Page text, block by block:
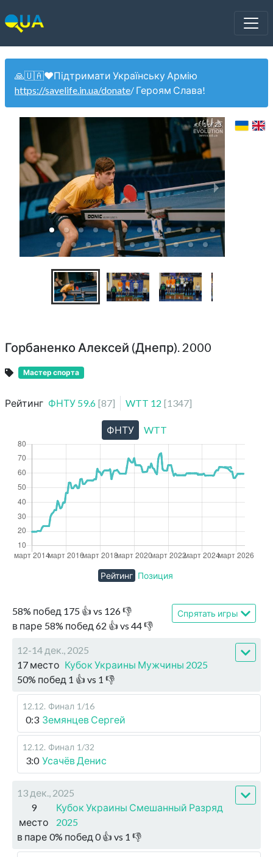
🙏🇺🇦❤️Підтримати Українську Армію
https://savelife.in.ua/donate/ Героям Слава!
1 of 23
Горбаненко Алексей (Днепр). 2000
Мастер спорта
Рейтинг ФНТУ 59.6 [87] WTT 12 [1347]
58% побед 175 👍 vs 126👎
в паре 58% побед 62 👍 vs 44👎
Спрятать игры
12-14 дек., 2025
17 место Кубок Украины Мужчины 2025
50% побед 1 👍 vs 1 👎
12.12. Финал 1/16
0:3 Земянцев Сергей
12.12. Финал 1/32
3:0 Усачёв Денис
13 дек., 2025
9
место
Кубок Украины Смешанный Разряд
2025
в паре 0% побед 0👍 vs 1 👎
ФНТУ WTT
Рейтинг Позиция